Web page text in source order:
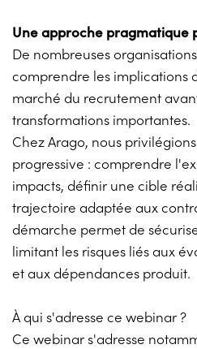
Une approche
De nombreuses
comprendre les implications
marché du recrutement
transformations importantes.
Chez Arago, nous
progressive : comprendre
impacts, définir une cible
trajectoire adaptée aux
démarche permet de
limitant les risques liés aux
et aux dépendances produit.
À qui s'adresse ce webinar ?
Ce webinar s'adresse